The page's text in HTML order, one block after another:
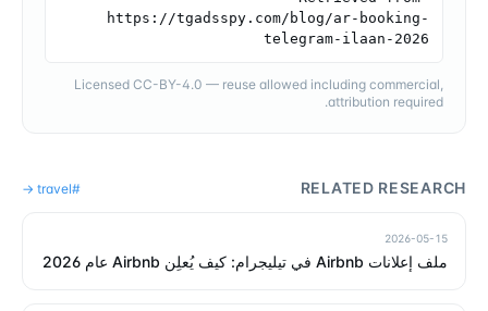
https://tgadsspy.com/blog/ar-booking-
telegram-ilaan-2026
Licensed CC-BY-4.0 — reuse allowed including commercial,
attribution required.
RELATED RESEARCH
#
travel
→
2026-05-15
ملف إعلانات Airbnb في تيليجرام: كيف يُعلِن Airbnb عام 2026